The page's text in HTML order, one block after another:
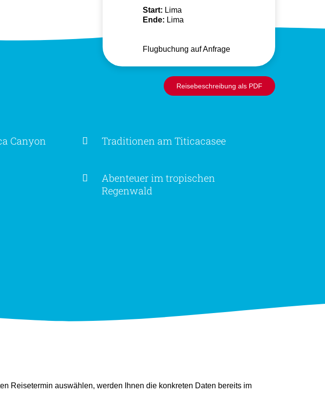
Start: Lima
Ende: Lima
Flugbuchung auf Anfrage
Reisebeschreibung als PDF
Canyon Traditionen am Titicacasee
Abenteuer im tropischen
Regenwald
Reisetermin auswählen, werden Ihnen die konkreten Daten bereits im